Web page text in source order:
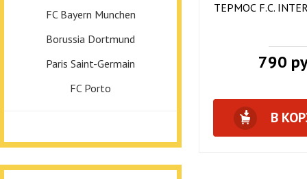
FC Bayern Munchen
Borussia Dortmund
Paris Saint-Germain
FC Porto
ТЕРМОС F.C.
790
В